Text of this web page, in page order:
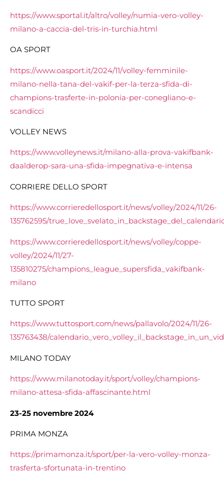
https://www.sportal.it/altro/volley/numia-vero-volley-
milano-a-caccia-del-tris-in-turchia.html
OA SPORT
https://www.oasport.it/2024/11/volley-femminile-
milano-nella-tana-del-vakif-per-la-terza-sfida-di-
champions-trasferte-in-polonia-per-conegliano-e-
scandicci
VOLLEY NEWS
https://www.volleynews.it/milano-alla-prova-vakifbank-
daalderop-sara-una-sfida-impegnativa-e-intensa
CORRIERE DELLO SPORT
https://www.corrieredellosport.it/news/volley/2024/11/26-
135762595/
https://www.corrieredellosport.it/news/volley/coppe-
volley/2024/11/27-
135810275/champions_league_supersfida_vakifbank-
milano
TUTTO SPORT
https://www.tuttosport.com/news/pallavolo/2024/11/26-
135763438/
MILANO TODAY
https://www.milanotoday.it/sport/volley/champions-
milano-attesa-sfida-affascinante.html
23-25 novembre 2024
PRIMA MONZA
https://primamonza.it/sport/per-la-vero-volley-monza-
trasferta-sfortunata-in-trentino